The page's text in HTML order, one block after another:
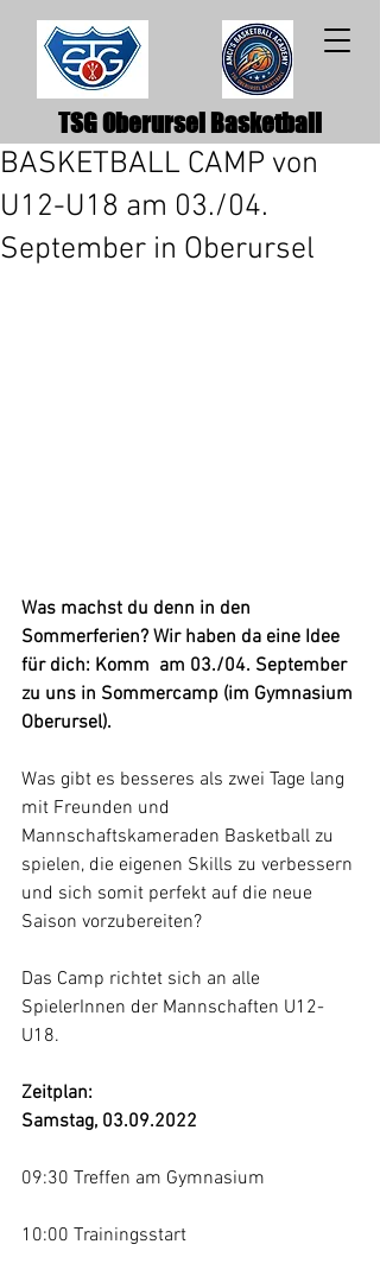
TSG Oberursel Basketball
BASKETBALL CAMP von
U12-U18 am 03./04.
September in Oberursel
Was machst du denn in den
Sommerferien? Wir haben da eine Idee
für dich: Komm  am 03./04. September
zu uns in Sommercamp (im Gymnasium
Oberursel).
Was gibt es besseres als zwei Tage lang
mit Freunden und
Mannschaftskameraden Basketball zu
spielen, die eigenen Skills zu verbessern
und sich somit perfekt auf die neue
Saison vorzubereiten?
Das Camp richtet sich an alle
SpielerInnen der Mannschaften U12-
U18.
Zeitplan:
09:30 Treffen am Gymnasium
10:00 Trainingsstart